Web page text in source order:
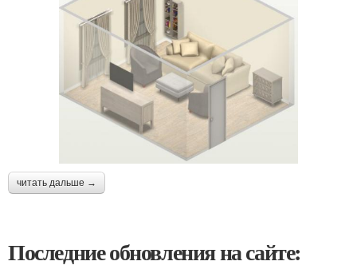
читать дальше →
Последние обновления на сайте: